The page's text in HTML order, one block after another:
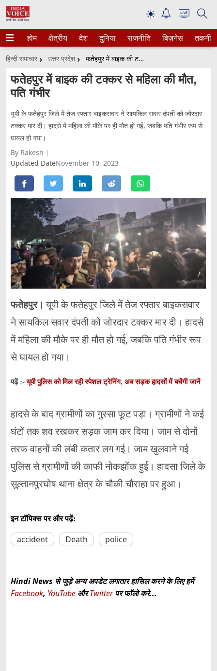
☀
होम क्षेत्रीय देश दुनिया राजनीति बिज़नेस तकनीक
हिन्दी समाचार उत्तर प्रदेश फतेहपुर में बाइक की टक्कर से महिला की मौत, पति गंभीर
फतेहपुर में बाइक की टक्कर से महिला की मौत,
पति गंभीर
यूपी के फतेहपुर जिले में तेज रफ्तार बाइकसवार ने सायकिल सवार दंपती को जोरदार
टक्कर मार दी। हादसे में महिला की मौके पर ही मौत हो गई, जबकि पति गंभीर रूप से
घायल हो गया।
By Rakesh
Updated DateNovember 10, 2023
फतेहपुर। यूपी के फतेहपुर जिले में तेज रफ्तार बाइकसवार
ने सायकिल सवार दंपती को जोरदार टक्कर मार दी। हादसे
में महिला की मौके पर ही मौत हो गई, जबकि पति गंभीर रूप
से घायल हो गया।
पढ़ें :-यूपी पुलिस को मिल रही स्पेशल ट्रेनिंग, अब सड़क हादसों में बचेंगी जानें
हादसे के बाद ग्रामीणों का गुस्सा फूट पड़ा। ग्रामीणों ने कई
घंटों तक शव रखकर सड़क जाम कर दिया। जाम से दोनों
तरफ वाहनों की लंबी कतार लग गई। जाम खुलवाने गई
पुलिस से ग्रामीणों की काफी नोकझोंक हुई। हादसा जिले के
सुल्तानपुरघोष थाना क्षेत्र के चौकी चौराहा पर हुआ।
इन टॉपिक्स पर और पढ़ें:
accident Death police
Hindi News से जुड़े अन्य अपडेट लगातार हासिल करने के लिए हमें
Facebook, YouTube औरTwitterपर फॉलो करे...